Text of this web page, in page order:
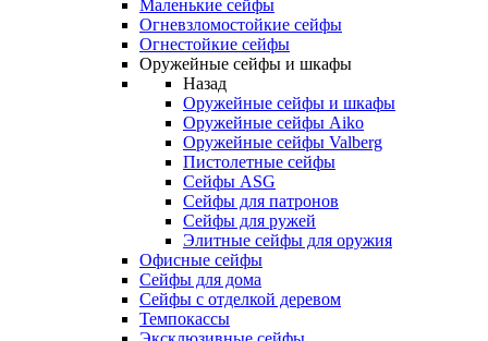
Маленькие сейфы
Огневзломостойкие сейфы
Огнестойкие сейфы
Оружейные сейфы и шкафы
Назад
Оружейные сейфы и шкафы
Оружейные сейфы Aiko
Оружейные сейфы Valberg
Пистолетные сейфы
Сейфы ASG
Сейфы для патронов
Сейфы для ружей
Элитные сейфы для оружия
Офисные сейфы
Сейфы для дома
Сейфы с отделкой деревом
Темпокассы